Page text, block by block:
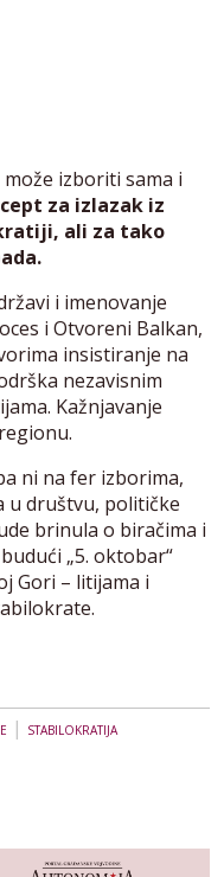
izboriti sama i
za izlazak iz
ali za tako
i imenovanje
i Otvoreni Balkan,
insistiranje na
nezavisnim
Kažnjavanje
ni na fer izborima,
u društvu, političke
brinula o biračima i
„5. oktobar“
Gori – litijama i
| STABILOKRATIJA